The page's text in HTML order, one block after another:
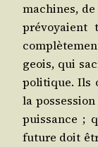
machines,
geois, qui
poli­tique. Ils
la
puis­sance ;
future doit